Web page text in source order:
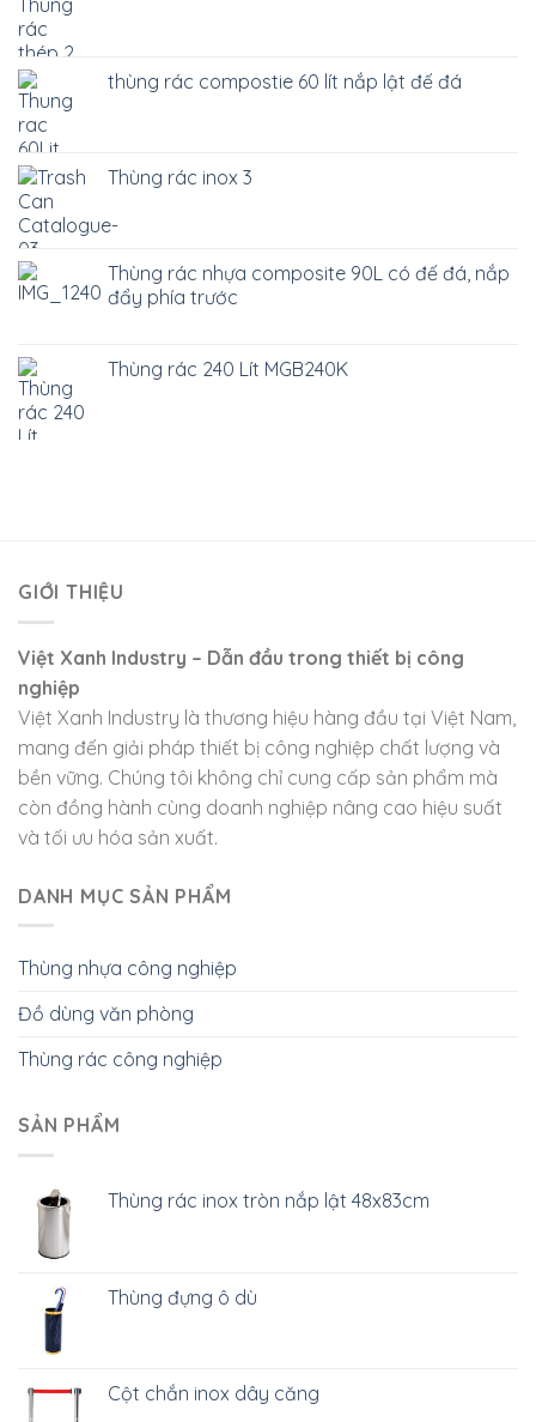
thùng rác compostie 60 lít nắp lật đế đá
Thùng rác inox 3
Thùng rác nhựa composite 90L có đế đá, nắp
đẩy phía trước
Thùng rác 240 Lít MGB240K
GIỚI THIỆU
Việt Xanh Industry – Dẫn đầu trong thiết bị công
nghiệp
Việt Xanh Industry là thương hiệu hàng đầu tại Việt Nam,
mang đến giải pháp thiết bị công nghiệp chất lượng và
bền vững. Chúng tôi không chỉ cung cấp sản phẩm mà
còn đồng hành cùng doanh nghiệp nâng cao hiệu suất
và tối ưu hóa sản xuất.
DANH MỤC SẢN PHẨM
Thùng nhựa công nghiệp
Đồ dùng văn phòng
Thùng rác công nghiệp
SẢN PHẨM
Thùng rác inox tròn nắp lật 48x83cm
Thùng đựng ô dù
Cột chắn inox dây căng